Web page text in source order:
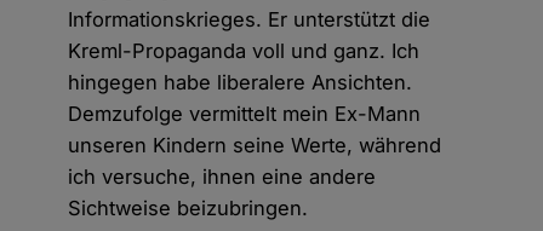
Informationskrieges. Er unterstützt die
Kreml-Propaganda voll und ganz. Ich
hingegen habe liberalere Ansichten.
Demzufolge vermittelt mein Ex-Mann
unseren Kindern seine Werte, während
ich versuche, ihnen eine andere
Sichtweise beizubringen.